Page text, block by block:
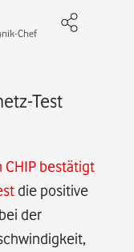
Chef
Test
CHIP bestätigt
die positive
der